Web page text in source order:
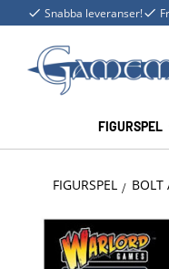
Snabba leveranser!
FIGURSPEL
FIGURSPEL BOLT